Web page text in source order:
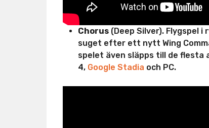
Chorus (Deep Silver). Flygspel
suget efter ett nytt Wing
spelet även släpps till de flesta
4, Google Stadia och PC.